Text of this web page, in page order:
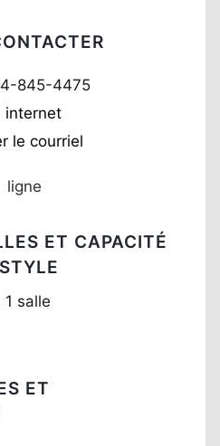
845-4475
internet
le courriel
ET CAPACITÉ
salle
ET